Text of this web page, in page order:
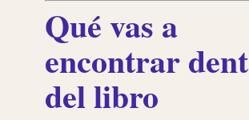
Qué vas a
encontrar
del libro